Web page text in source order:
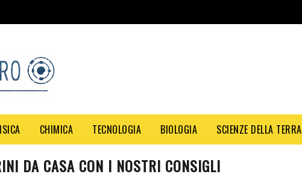
CHIMICA TECNOLOGIA BIOLOGIA SCIENZE DELLA TERRA
DA CASA CON I NOSTRI CONSIGLI